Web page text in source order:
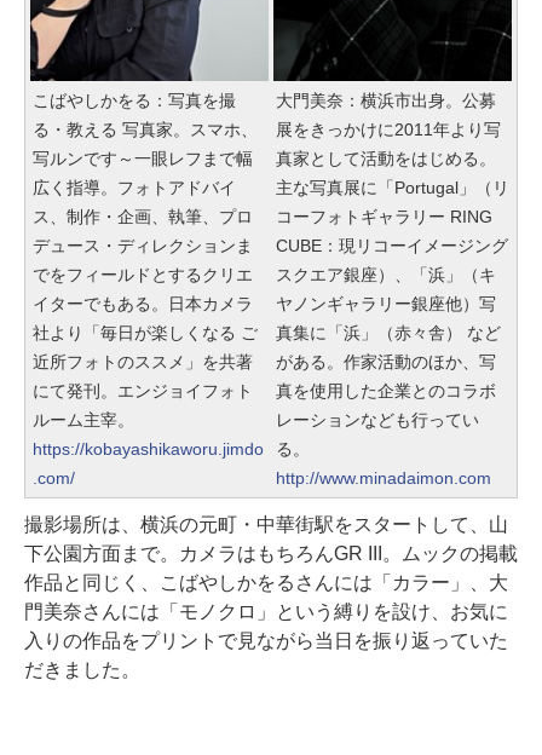
こばやしかをる：写真を撮
る・教える 写真家。スマホ、
写ルンです～一眼レフまで幅
広く指導。フォトアドバイ
ス、制作・企画、執筆、プロ
デュース・ディレクションま
でをフィールドとするクリエ
イターでもある。日本カメラ
社より「毎日が楽しくなる ご
近所フォトのススメ」を共著
にて発刊。エンジョイフォト
ルーム主宰。
https://kobayashikaworu.jimdo
.com/
大門美奈：横浜市出身。公募
展をきっかけに2011年より写
真家として活動をはじめる。
主な写真展に「Portugal」（リ
コーフォトギャラリー RING
CUBE：現リコーイメージング
スクエア銀座）、「浜」（キ
ヤノンギャラリー銀座他）写
真集に「浜」（赤々舎） など
がある。作家活動のほか、写
真を使用した企業とのコラボ
レーションなども行ってい
る。
http://www.minadaimon.com
撮影場所は、横浜の元町・中華街駅をスタートして、山
下公園方面まで。カメラはもちろんGR III。ムックの掲載
作品と同じく、こばやしかをるさんには「カラー」、大
門美奈さんには「モノクロ」という縛りを設け、お気に
入りの作品をプリントで見ながら当日を振り返っていた
だきました。